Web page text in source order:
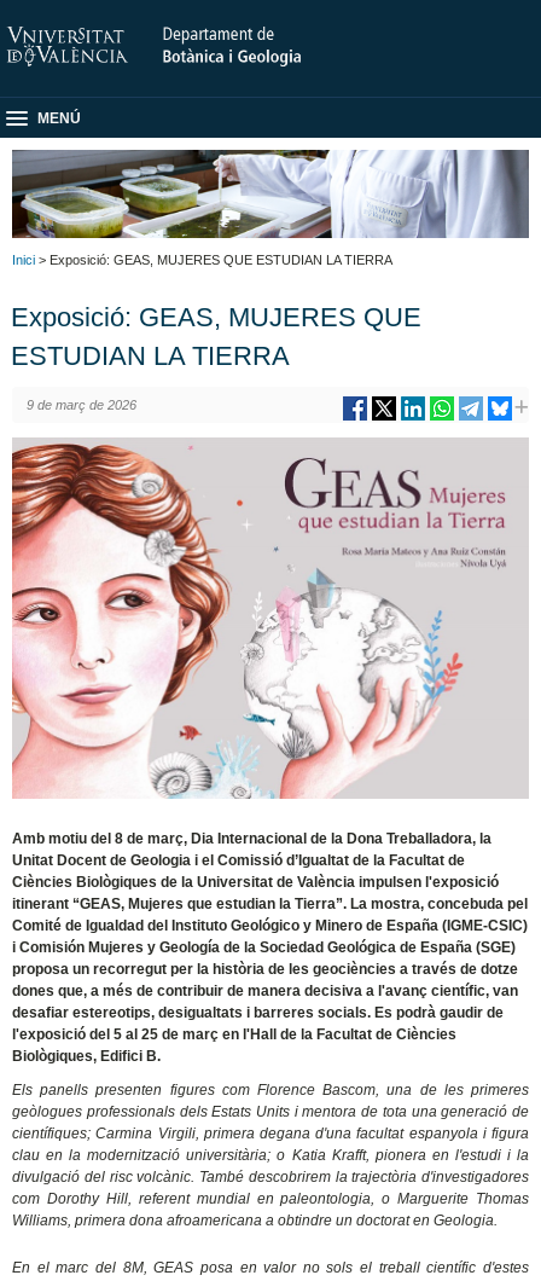
MENÚ
Inici > Exposició: GEAS, MUJERES QUE ESTUDIAN LA TIERRA
Exposició: GEAS, MUJERES QUE
ESTUDIAN LA TIERRA
9 de març de 2026
Amb motiu del 8 de març, Dia Internacional de la Dona Treballadora, la
Unitat Docent de Geologia i el Comissió d’Igualtat de la Facultat de
Ciències Biològiques de la Universitat de València impulsen l'exposició
itinerant “GEAS, Mujeres que estudian la Tierra”. La mostra, concebuda pel
Comité de Igualdad del Instituto Geológico y Minero de España (IGME-CSIC)
i Comisión Mujeres y Geología de la Sociedad Geológica de España (SGE)
proposa un recorregut per la història de les geociències a través de dotze
dones que, a més de contribuir de manera decisiva a l'avanç científic, van
desafiar estereotips, desigualtats i barreres socials. Es podrà gaudir de
l'exposició del 5 al 25 de març en l'Hall de la Facultat de Ciències
Biològiques, Edifici B.
Els panells presenten figures com Florence Bascom, una de les primeres
geòlogues professionals dels Estats Units i mentora de tota una generació de
científiques; Carmina Virgili, primera degana d'una facultat espanyola i figura
clau en la modernització universitària; o Katia Krafft, pionera en l'estudi i la
divulgació del risc volcànic. També descobrirem la trajectòria d'investigadores
com Dorothy Hill, referent mundial en paleontologia, o Marguerite Thomas
Williams, primera dona afroamericana a obtindre un doctorat en Geologia.
En el marc del 8M, GEAS posa en valor no sols el treball científic d'estes